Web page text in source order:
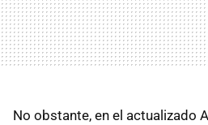
No obstante, en el actualizado